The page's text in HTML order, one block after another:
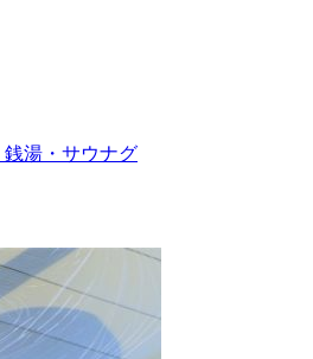
銭湯・サウナグ